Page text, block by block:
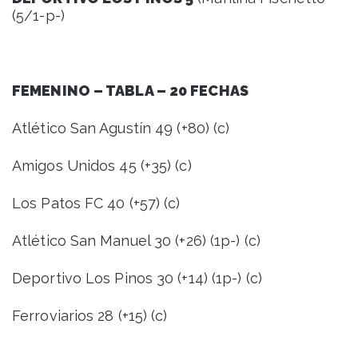
(5/1-p-)
FEMENINO – TABLA – 20 FECHAS
Atlético San Agustín 49 (+80) (c)
Amigos Unidos 45 (+35) (c)
Los Patos FC 40 (+57) (c)
Atlético San Manuel 30 (+26) (1p-) (c)
Deportivo Los Pinos 30 (+14) (1p-) (c)
Ferroviarios 28 (+15) (c)